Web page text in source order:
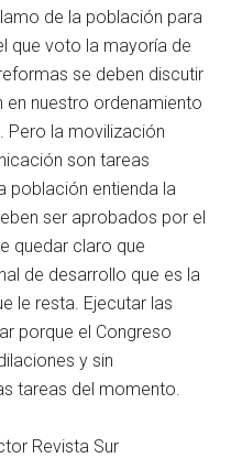
de la población para
que voto la mayoría de
se deben discutir
en nuestro ordenamiento
Pero la movilización
son tareas
población entienda la
ser aprobados por el
quedar claro que
de desarrollo que es la
le resta. Ejecutar las
porque el Congreso
y sin
tareas del momento.
Revista Sur